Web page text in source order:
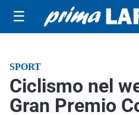
☰
SPORT
Ciclismo nel
Gran Premio